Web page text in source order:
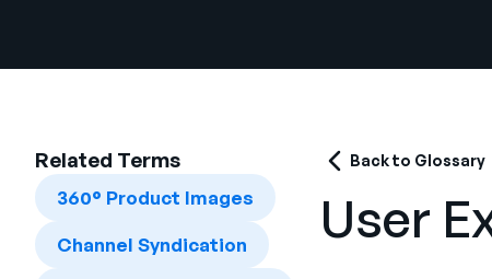
Related Terms
360° Product Images
Channel Syndication
Back to Glossary
User